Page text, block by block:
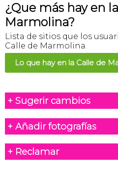
¿Que más hay en
Marmolina?
Lista de sitios que los
Calle de Marmolina.
Lo que hay en la Calle de
+ Sugerir cambios
+ Añadir fotografías
+ Reclamar